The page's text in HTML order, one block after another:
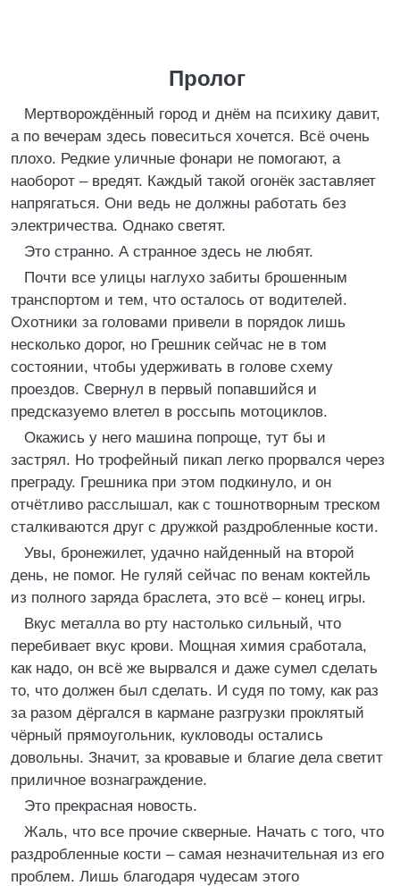
Пролог
Мертворождённый город и днём на психику давит,
а по вечерам здесь повеситься хочется. Всё очень
плохо. Редкие уличные фонари не помогают, а
наоборот – вредят. Каждый такой огонёк заставляет
напрягаться. Они ведь не должны работать без
электричества. Однако светят.
Это странно. А странное здесь не любят.
Почти все улицы наглухо забиты брошенным
транспортом и тем, что осталось от водителей.
Охотники за головами привели в порядок лишь
несколько дорог, но Грешник сейчас не в том
состоянии, чтобы удерживать в голове схему
проездов. Свернул в первый попавшийся и
предсказуемо влетел в россыпь мотоциклов.
Окажись у него машина попроще, тут бы и
застрял. Но трофейный пикап легко прорвался через
преграду. Грешника при этом подкинуло, и он
отчётливо расслышал, как с тошнотворным треском
сталкиваются друг с дружкой раздробленные кости.
Увы, бронежилет, удачно найденный на второй
день, не помог. Не гуляй сейчас по венам коктейль
из полного заряда браслета, это всё – конец игры.
Вкус металла во рту настолько сильный, что
перебивает вкус крови. Мощная химия сработала,
как надо, он всё же вырвался и даже сумел сделать
то, что должен был сделать. И судя по тому, как раз
за разом дёргался в кармане разгрузки проклятый
чёрный прямоугольник, кукловоды остались
довольны. Значит, за кровавые и благие дела светит
приличное вознаграждение.
Это прекрасная новость.
Жаль, что все прочие скверные. Начать с того, что
раздробленные кости – самая незначительная из его
проблем. Лишь благодаря чудесам этого